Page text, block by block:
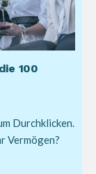
100
Durchklicken.
Vermögen?